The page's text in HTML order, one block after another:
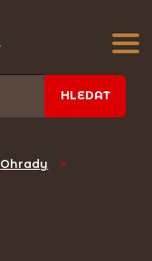
HLEDAT
Ohrady
>